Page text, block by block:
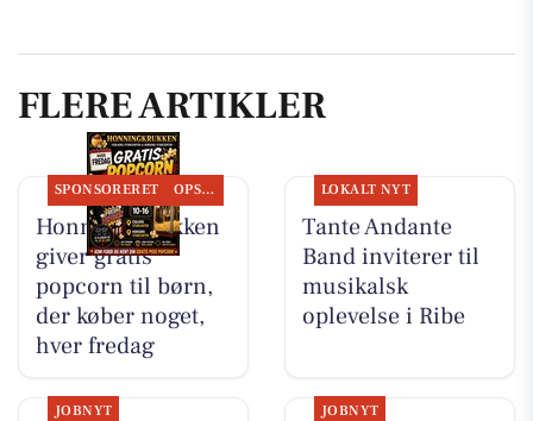
FLERE ARTIKLER
SPONSORERET OPSLAGSTAVLEN
Honning-krukken
giver gratis
popcorn til børn,
der køber noget,
hver fredag
LOKALT NYT
Tante Andante
Band inviterer til
musikalsk
oplevelse i Ribe
JOBNYT JOBNYT